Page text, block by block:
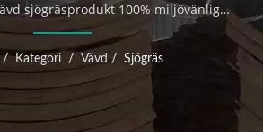
sjögräsprodukt 100% miljövänlig
grossisttillverkare
/ Kategori / Vävd / Sjögräs